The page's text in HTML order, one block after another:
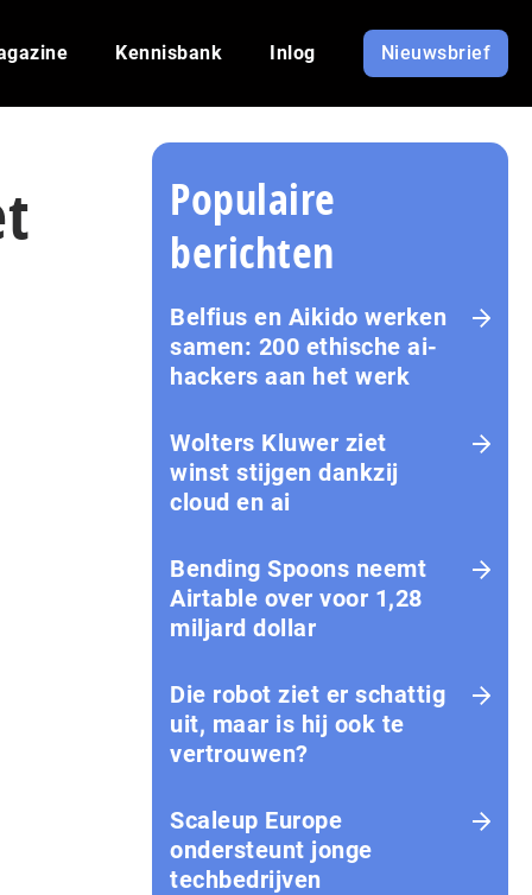
Kennisbank Inlog Nieuwsbrief
Populaire
berichten
Belfius en Aikido werken
samen: 200 ethische ai-
hackers aan het werk
Wolters Kluwer ziet
winst stijgen dankzij
cloud en ai
Bending Spoons neemt
Airtable over voor 1,28
miljard dollar
Die robot ziet er schattig
uit, maar is hij ook te
vertrouwen?
Scaleup Europe
ondersteunt jonge
techbedrijven